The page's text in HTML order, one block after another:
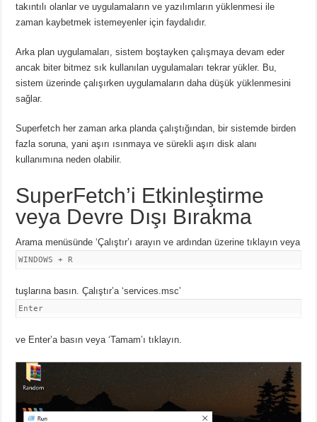
takıntılı olanlar ve uygulamaların ve yazılımların yüklenmesi ile
zaman kaybetmek istemeyenler için faydalıdır.
Arka plan uygulamaları, sistem boştayken çalışmaya devam eder
ancak biter bitmez sık kullanılan uygulamaları tekrar yükler. Bu,
sistem üzerinde çalışırken uygulamaların daha düşük yüklenmesini
sağlar.
Superfetch her zaman arka planda çalıştığından, bir sistemde birden
fazla soruna, yani aşırı ısınmaya ve sürekli aşırı disk alanı
kullanımına neden olabilir.
SuperFetch’i Etkinleştirme
veya Devre Dışı Bırakma
Arama menüsünde ‘Çalıştır’ı arayın ve ardından üzerine tıklayın veya
WINDOWS + R
tuşlarına basın. Çalıştır’a ‘services.msc’
Enter
ve Enter’a basın veya ‘Tamam’ı tıklayın.